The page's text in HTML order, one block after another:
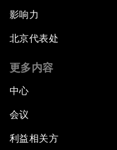
影响力
北京代表处
更多内容
中心
会议
利益相关方